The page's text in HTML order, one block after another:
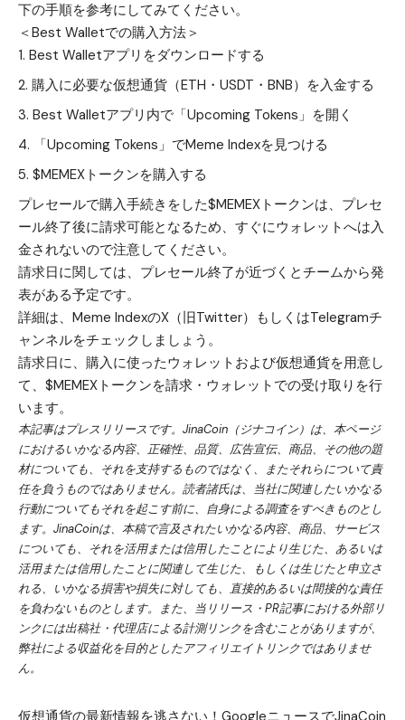
下の手順を参考にしてみてください。
＜Best Walletでの購入方法＞
Best Walletアプリをダウンロードする
購入に必要な仮想通貨（ETH・USDT・BNB）を入金する
Best Walletアプリ内で「Upcoming Tokens」を開く
「Upcoming Tokens」でMeme Indexを見つける
$MEMEXトークンを購入する
プレセールで購入手続きをした$MEMEXトークンは、プレセ
ール終了後に請求可能となるため、すぐにウォレットへは入
金されないので注意してください。
請求日に関しては、プレセール終了が近づくとチームから発
表がある予定です。
詳細は、Meme IndexのX（旧Twitter） もしくはTelegramチ
ャンネルをチェックしましょう。
請求日に、購入に使ったウォレットおよび仮想通貨を用意し
て、$MEMEXトークンを請求・ウォレットでの受け取りを行
います。
本記事はプレスリリースです。JinaCoin（ジナコイン）は、本ページ
におけるいかなる内容、正確性、品質、広告宣伝、商品、その他の題
材についても、それを支持するものではなく、またそれらについて責
任を負うものではありません。読者諸氏は、当社に関連したいかなる
行動についてもそれを起こす前に、自身による調査をすべきものとし
ます。JinaCoinは、本稿で言及されたいかなる内容、商品、サービス
についても、それを活用または信用したことにより生じた、あるいは
活用または信用したことに関連して生じた、もしくは生じたと申立さ
れる、いかなる損害や損失に対しても、直接的あるいは間接的な責任
を負わないものとします。また、当リリース・PR記事における外部リ
ンクには出稿社・代理店による計測リンクを含むことがありますが、
弊社による収益化を目的としたアフィリエイトリンクではありませ
ん。